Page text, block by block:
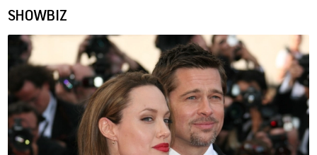
SHOWBIZ